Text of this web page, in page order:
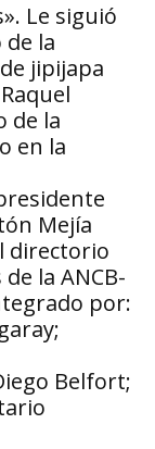
Le siguió
de la
jipijapa
de la
en la
Mejía
directorio
la ANCB-
por:
Belfort;